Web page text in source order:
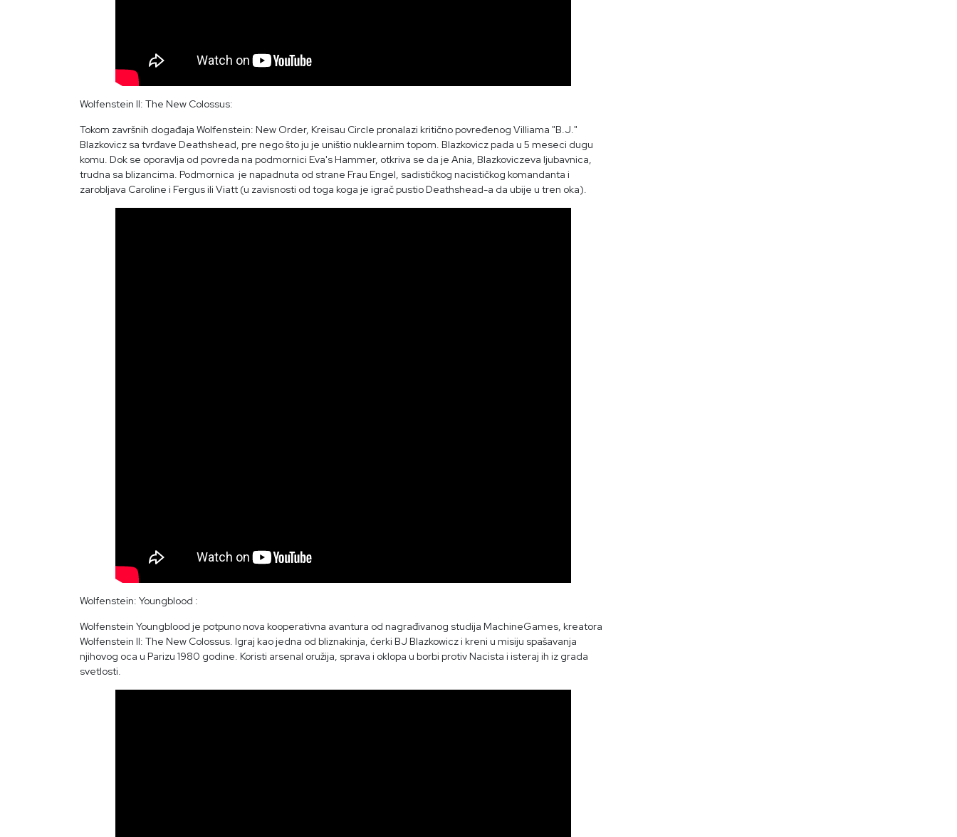
Wolfenstein II: The New Colossus:
Tokom završnih događaja Wolfenstein: New Order, Kreisau Circle pronalazi kritično povređenog Villiama "B.J."
Blazkovicz sa tvrđave Deathshead, pre nego što ju je uništio nuklearnim topom. Blazkovicz pada u 5 meseci dugu
komu. Dok se oporavlja od povreda na podmornici Eva's Hammer, otkriva se da je Ania, Blazkoviczeva ljubavnica,
trudna sa blizancima. Podmornica je napadnuta od strane Frau Engel, sadističkog nacističkog komandanta i
zarobljava Caroline i Fergus ili Viatt (u zavisnosti od toga koga je igrač pustio Deathshead-a da ubije u tren oka).
Wolfenstein: Youngblood :
Wolfenstein Youngblood je potpuno nova kooperativna avantura od nagrađivanog studija MachineGames, kreatora
Wolfenstein II: The New Colossus. Igraj kao jedna od bliznakinja, ćerki BJ Blazkowicz i kreni u misiju spašavanja
njihovog oca u Parizu 1980 godine. Koristi arsenal oružija, sprava i oklopa u borbi protiv Nacista i isteraj ih iz grada
svetlosti.